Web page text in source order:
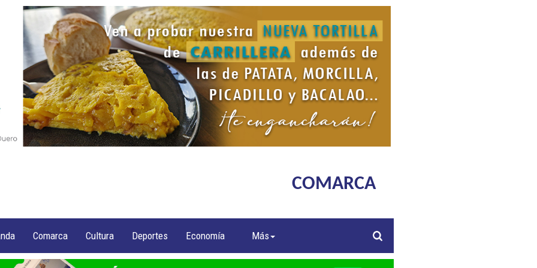
COMARCA
Comarca Cultura Deportes Economía Más